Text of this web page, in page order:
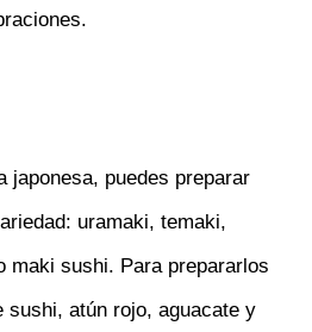
japonesa, puedes preparar
uramaki, temaki,
maki sushi. Para prepararlos
sushi, atún rojo, aguacate y